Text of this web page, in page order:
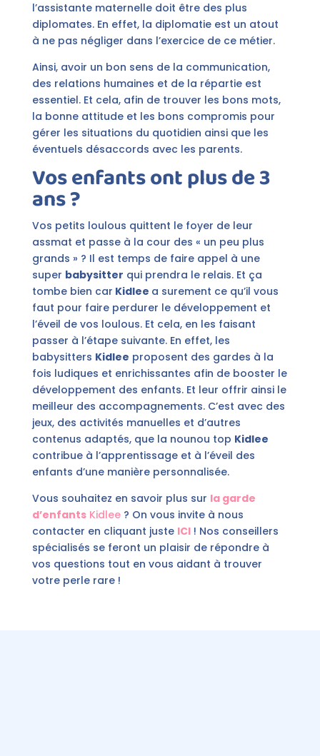
l’assistante maternelle doit être des plus
diplomates. En effet, la diplomatie est un atout
à ne pas négliger dans l’exercice de ce métier.
Ainsi, avoir un bon sens de la communication,
des relations humaines et de la répartie est
essentiel. Et cela, afin de trouver les bons mots,
la bonne attitude et les bons compromis pour
gérer les situations du quotidien ainsi que les
éventuels désaccords avec les parents.
Vos enfants ont plus de 3
ans ?
Vos petits loulous quittent le foyer de leur
assmat et passe à la cour des « un peu plus
grands » ? Il est temps de faire appel à une
super babysitter qui prendra le relais. Et ça
tombe bien car Kidlee a surement ce qu’il vous
faut pour faire perdurer le développement et
l’éveil de vos loulous. Et cela, en les faisant
passer à l’étape suivante. En effet, les
babysitters Kidlee proposent des gardes à la
fois ludiques et enrichissantes afin de booster le
développement des enfants. Et leur offrir ainsi le
meilleur des accompagnements. C’est avec des
jeux, des activités manuelles et d’autres
contenus adaptés, que la nounou top Kidlee
contribue à l’apprentissage et à l’éveil des
enfants d’une manière personnalisée.
Vous souhaitez en savoir plus sur la garde
d’enfantsKidlee? On vous invite à nous
contacter en cliquant juste ICI! Nos conseillers
spécialisés se feront un plaisir de répondre à
vos questions tout en vous aidant à trouver
votre perle rare !